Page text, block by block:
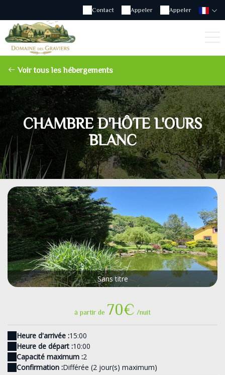
Appeler
Appeler
Contact
Voir tous les hébergements
CHAMBRE D'HÔTE L'OURS
BLANC
Sans titre
à partir de 70€ /nuit
Heure d'arrivée :15:00
Heure de départ :10:00
Capacité maximum :2
Confirmation :Différée (2 jour(s) maximum)